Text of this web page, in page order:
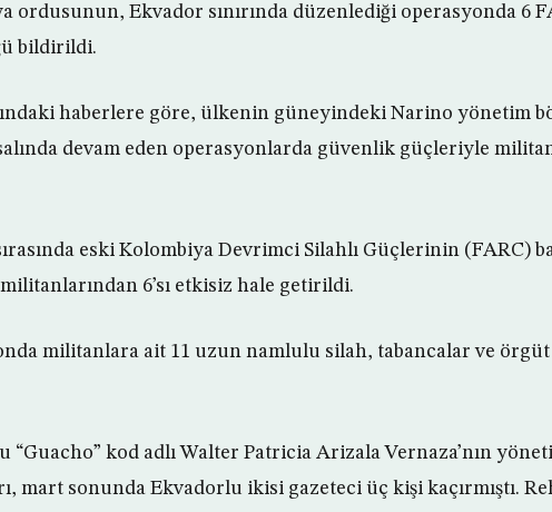
ordusunun, Ekvador sınırında düzenlediği operasyonda 6
bildirildi.
haberlere göre, ülkenin güneyindeki Narino yönetim
devam eden operasyonlarda güvenlik güçleriyle
eski Kolombiya Devrimci Silahlı Güçlerinin (FARC)
6’sı etkisiz hale getirildi.
militanlara ait 11 uzun namlulu silah, tabancalar ve örgüt
“Guacho” kod adlı Walter Patricia Arizala Vernaza’nın
mart sonunda Ekvadorlu ikisi gazeteci üç kişi kaçırmıştı.